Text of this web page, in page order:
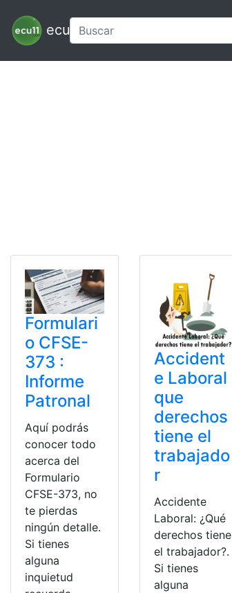
ecu11
Formulari
o CFSE-
373 :
Informe
Patronal
Aquí podrás
conocer todo
acerca del
Formulario
CFSE-373, no
te pierdas
ningún detalle.
Si tienes
alguna
inquietud
Accident
e Laboral
que
derechos
tiene el
trabajado
r
Accidente
Laboral: ¿Qué
derechos tiene
el trabajador?.
Si tienes
alguna